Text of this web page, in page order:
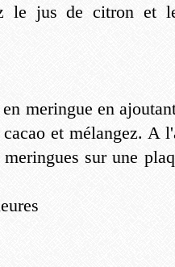
le jus de citron et
meringue en
et mélangez. A
sur une